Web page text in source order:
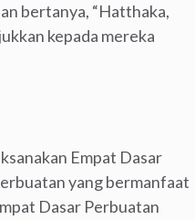
bertanya, “Hatthaka,
kepada mereka
Empat Dasar
yang bermanfaat
Dasar Perbuatan